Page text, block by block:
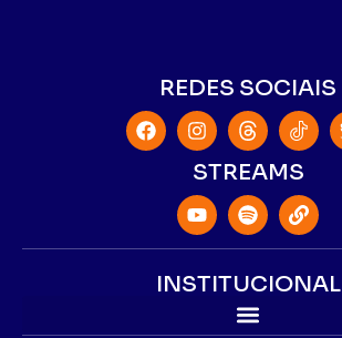
REDES SOCIAIS
STREAMS
INSTITUCIONAL